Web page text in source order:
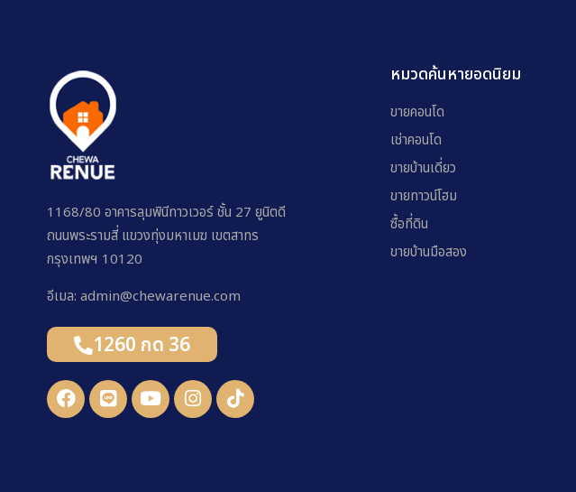
1168/80 อาคารลุมพินีทาวเวอร์ ชั้น 27 ยูนิตดี
ถนนพระรามสี่ แขวงทุ่งมหาเมฆ เขตสาทร
กรุงเทพฯ 10120
อีเมล: admin@chewarenue.com
1260 กด 36
หมวดค้นหายอดนิยม
ขายคอนโด
เช่าคอนโด
ขายบ้านเดี่ยว
ขายทาวน์โฮม
ซื้อที่ดิน
ขายบ้านมือสอง